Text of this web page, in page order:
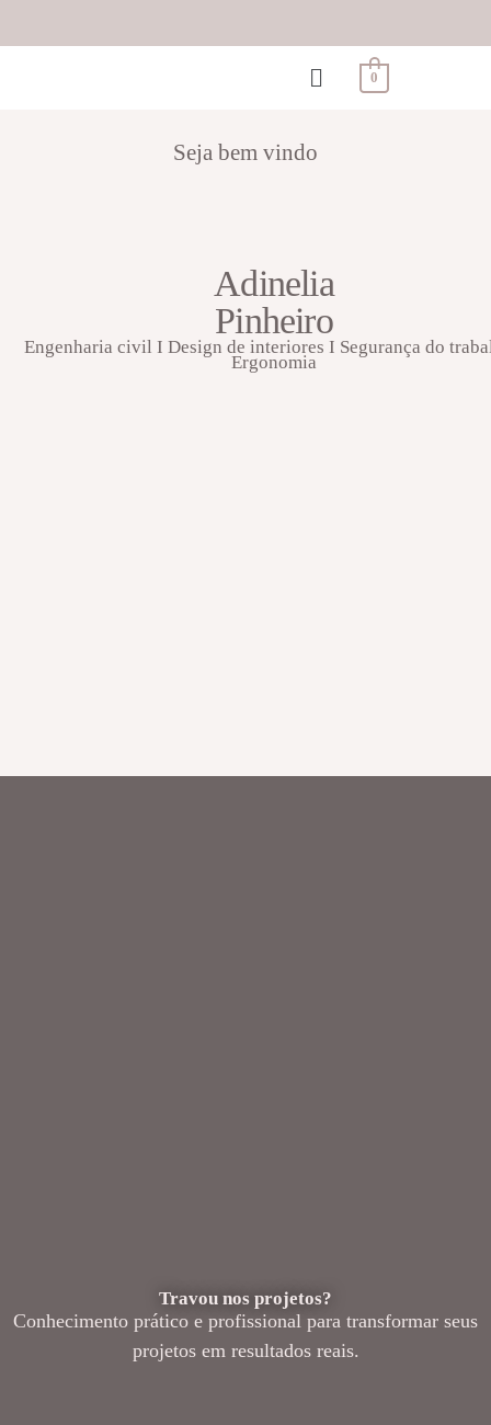
0
Seja bem vindo
Adinelia
Pinheiro
Engenharia civil I Design de interiores I Segurança do
Ergonomia
Travou nos projetos?
Conhecimento prático e profissional para transformar seus
projetos em resultados reais.